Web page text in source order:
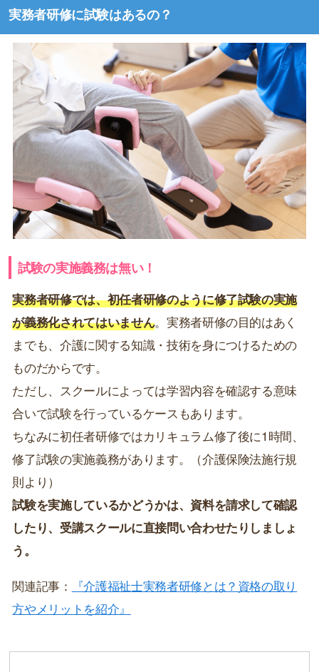
実務者研修に試験はあるの？
試験の実施義務は無い！
実務者研修では、初任者研修のように修了試験の実施
が義務化されてはいません。実務者研修の目的はあく
までも、介護に関する知識・技術を身につけるための
ものだからです。
ただし、スクールによっては学習内容を確認する意味
合いで試験を行っているケースもあります。
ちなみに初任者研修ではカリキュラム修了後に1時間、
修了試験の実施義務があります。（介護保険法施行規
則より）
試験を実施しているかどうかは、資料を請求して確認
したり、受講スクールに直接問い合わせたりしましょ
う。
関連記事：
『介護福祉士実務者研修とは？資格の取り
方やメリットを紹介』